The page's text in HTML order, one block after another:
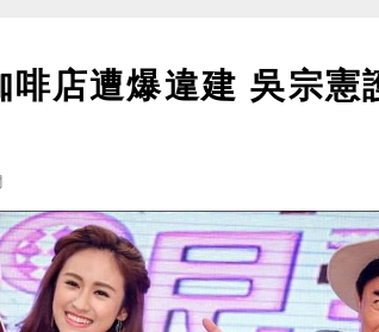
啡店遭爆違建 吳宗憲